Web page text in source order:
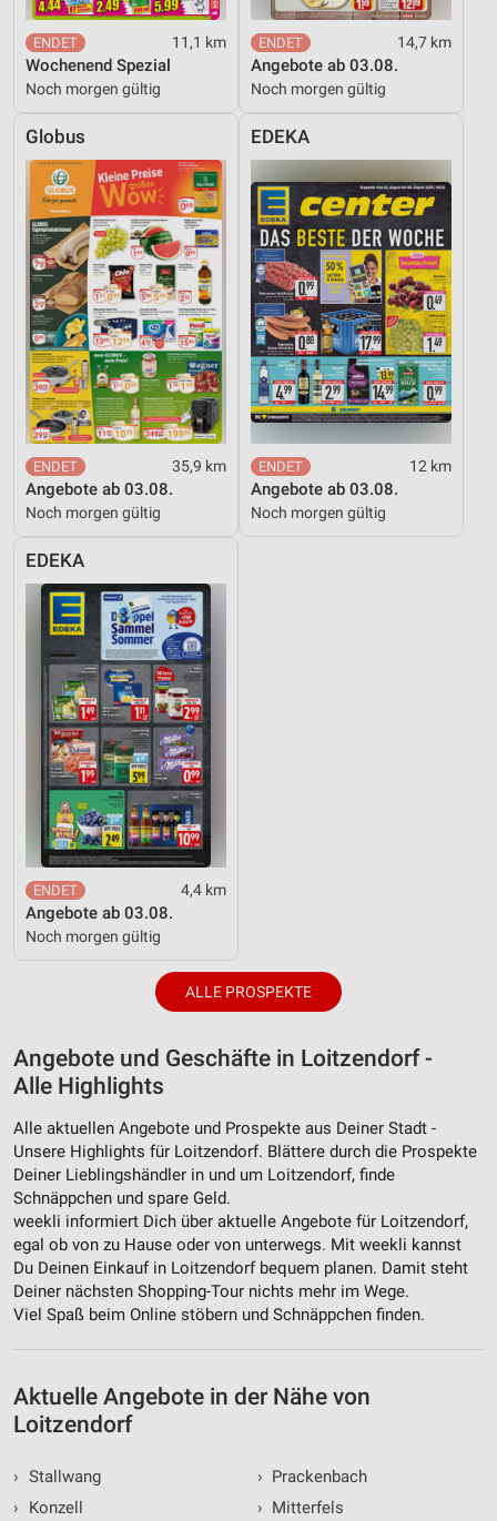
11,1 km
Wochenend Spezial
Noch morgen gültig
14,7 km
Angebote ab 03.08.
Noch morgen gültig
Globus
35,9 km
Angebote ab 03.08.
Noch morgen gültig
EDEKA
12 km
Angebote ab 03.08.
Noch morgen gültig
EDEKA
4,4 km
Angebote ab 03.08.
Noch morgen gültig
ALLE PROSPEKTE
Angebote und Geschäfte in Loitzendorf -
Alle Highlights
Alle aktuellen Angebote und Prospekte aus Deiner Stadt -
Unsere Highlights für Loitzendorf. Blättere durch die Prospekte
Deiner Lieblingshändler in und um Loitzendorf, finde
Schnäppchen und spare Geld.
weekli informiert Dich über aktuelle Angebote für Loitzendorf,
egal ob von zu Hause oder von unterwegs. Mit weekli kannst
Du Deinen Einkauf in Loitzendorf bequem planen. Damit steht
Deiner nächsten Shopping-Tour nichts mehr im Wege.
Viel Spaß beim Online stöbern und Schnäppchen finden.
Aktuelle Angebote in der Nähe von
Loitzendorf
› Stallwang
›
Konzell
› Prackenbach
› Mitterfels